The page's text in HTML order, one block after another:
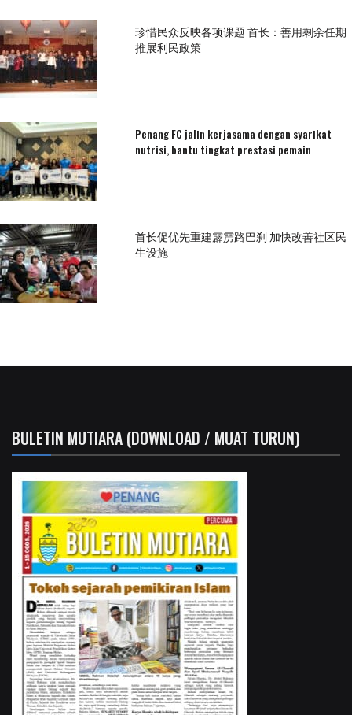
珍惜民众反映各项课题 首长：善用剩余任期
推展利民政策
Penang FC jalin kerjasama dengan syarikat
nutrisi, bantu tingkat prestasi pemain
首长促优先重建霹雳路巴刹 加快改善社区民
生设施
BULETIN MUTIARA (DOWNLOAD / MUAT TURUN)